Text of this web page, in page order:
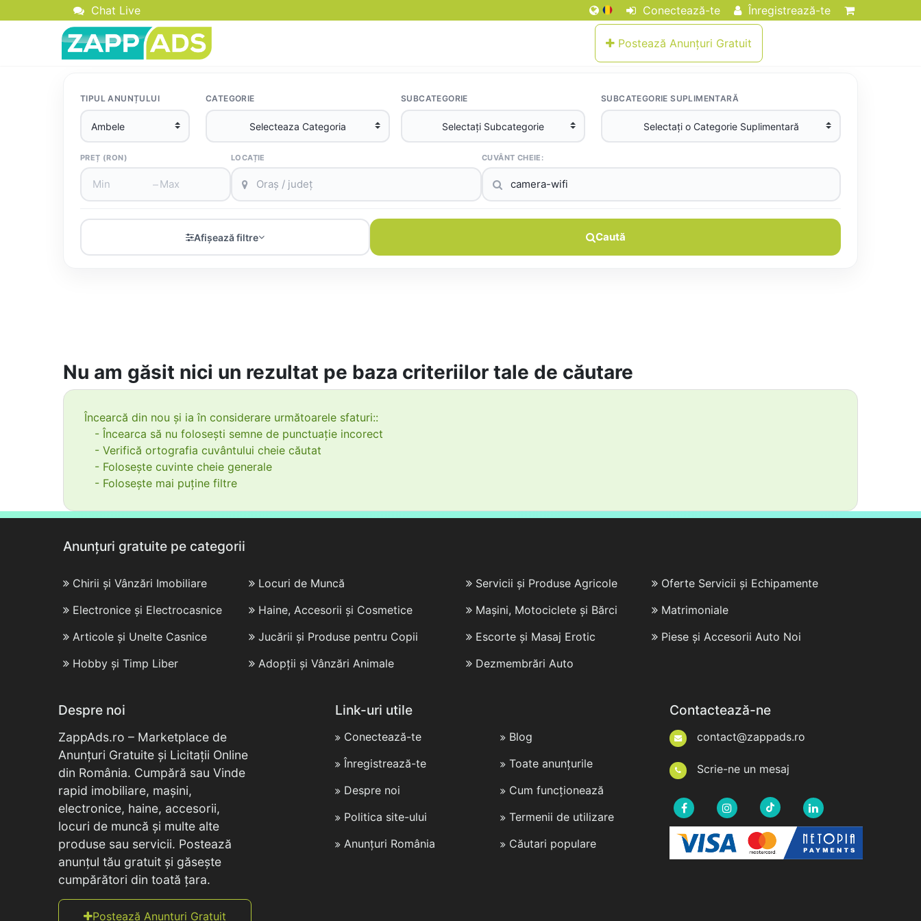
Chat Live Conectează-te Înregistrează-te
Postează Anunțuri Gratuit
TIPUL ANUNȚULUI CATEGORIE SUBCATEGORIE SUBCATEGORIE SUPLIMENTARĂ
PREȚ (RON)
–
LOCAȚIE CUVÂNT CHEIE:
Afișează filtre Caută
Nu am găsit nici un rezultat pe baza criteriilor tale de căutare
Încearcă din nou și ia în considerare următoarele sfaturi::
- Încearca să nu folosești semne de punctuație incorect
- Verifică ortografia cuvântului cheie căutat
- Folosește cuvinte cheie generale
- Folosește mai puține filtre
Anunțuri gratuite pe categorii
Chirii și Vânzări Imobiliare
Locuri de Muncă
Electronice și Electrocasnice
Haine, Accesorii și Cosmetice
Articole și Unelte Casnice
Jucării și Produse pentru Copii
Hobby și Timp Liber
Adopții și Vânzări Animale
Servicii și Produse Agricole
Oferte Servicii și Echipamente
Mașini, Motociclete și Bărci
Matrimoniale
Escorte și Masaj Erotic
Piese și Accesorii Auto Noi
Dezmembrări Auto
Despre noi
ZappAds.ro – Marketplace de
Anunțuri Gratuite și Licitații Online
din România. Cumpără sau Vinde
rapid imobiliare, mașini,
electronice, haine, accesorii,
locuri de muncă și multe alte
produse sau servicii. Postează
anunțul tău gratuit și găsește
cumpărători din toată țara.
Postează Anunțuri Gratuit
Link-uri utile
Conectează-te
Înregistrează-te
Despre noi
Politica site-ului
Anunțuri România
Blog
Toate anunțurile
Cum funcționează
Termenii de utilizare
Căutari populare
Contactează-ne
contact@zappads.ro
Scrie-ne un mesaj